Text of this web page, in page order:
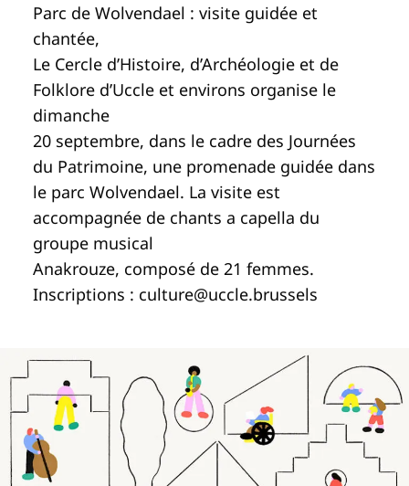
Parc de Wolvendael : visite guidée et
chantée,
Le Cercle d’Histoire, d’Archéologie et de
Folklore d’Uccle et environs organise le
dimanche
20 septembre, dans le cadre des Journées
du Patrimoine, une promenade guidée dans
le parc Wolvendael. La visite est
accompagnée de chants a capella du
groupe musical
Anakrouze, composé de 21 femmes.
Inscriptions : culture@uccle.brussels